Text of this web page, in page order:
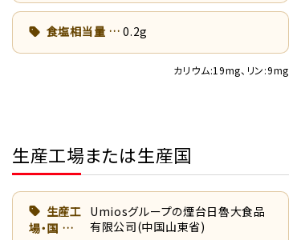
食塩相当量 0.2g
カリウム:19mg、リン:9mg
生産工場または生産国
生産工
場・国
Umiosグループの煙台日魯大食品
有限公司(中国山東省)